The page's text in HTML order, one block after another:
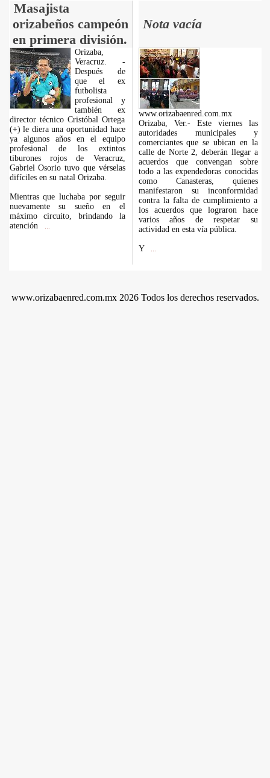
Masajista
orizabeños campeón
en primera división.
Nota vacía
Orizaba,
Veracruz. -
Después de
que el ex
futbolista
profesional y
también ex
director técnico Cristóbal Ortega
(+) le diera una oportunidad hace
ya algunos años en el equipo
profesional de los extintos
tiburones rojos de Veracruz,
Gabriel Osorio tuvo que vérselas
difíciles en su natal Orizaba.
Mientras que luchaba por seguir
nuevamente su sueño en el
máximo circuito, brindando la
atención
www.orizabaenred.com.mx
Orizaba, Ver.- Este viernes las
autoridades municipales y
comerciantes que se ubican en la
calle de Norte 2, deberán llegar a
acuerdos que convengan sobre
todo a las expendedoras conocidas
como Canasteras, quienes
manifestaron su inconformidad
contra la falta de cumplimiento a
los acuerdos que lograron hace
varios años de respetar su
actividad en esta vía pública.
Y
www.orizabaenred.com.mx 2026 Todos los derechos reservados.